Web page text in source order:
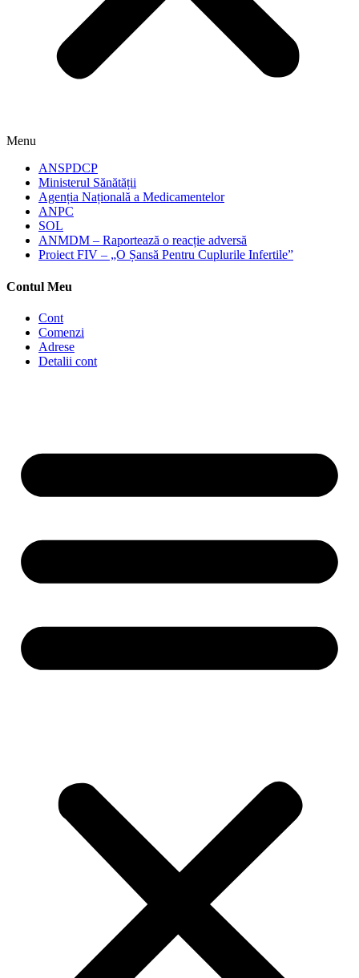
Menu
ANSPDCP
Ministerul Sănătății
Agenția Națională a Medicamentelor
ANPC
SOL
ANMDM – Raportează o reacție adversă
Proiect FIV – „O Șansă Pentru Cuplurile Infertile”
Contul Meu
Cont
Comenzi
Adrese
Detalii cont